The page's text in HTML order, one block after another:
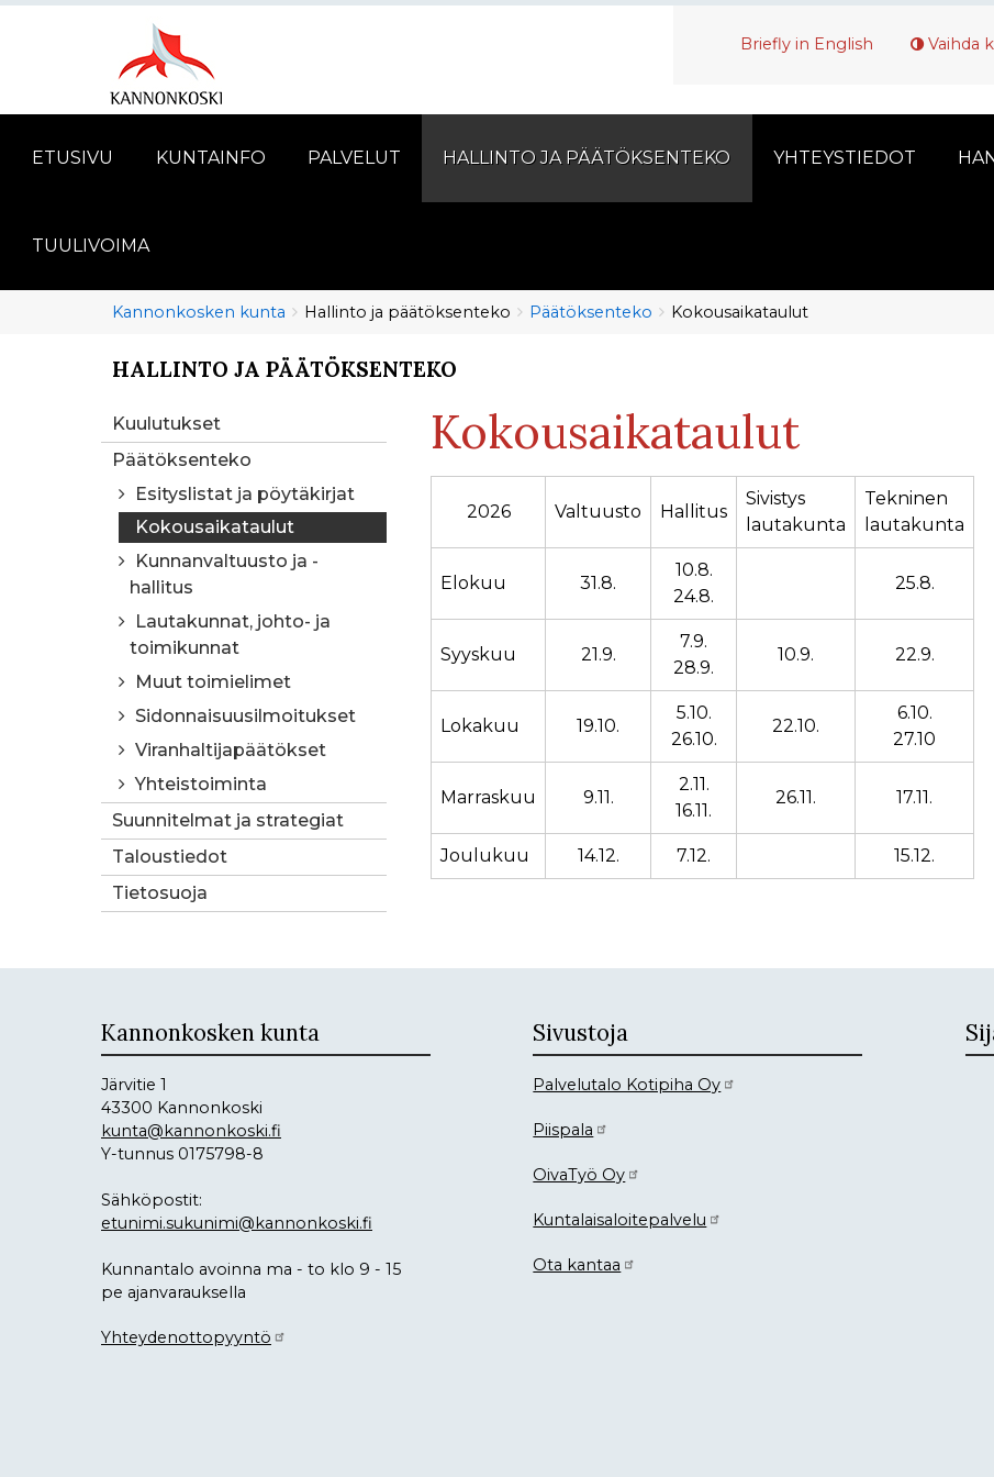
Briefly in English Vaihda
ETUSIVU KUNTAINFO PALVELUT HALLINTO JA PÄÄTÖKSENTEKO YHTEYSTIEDOT
TUULIVOIMA
Murupolku
You
here:
Kannonkosken kunta Hallinto ja päätöksenteko Päätöksenteko Kokousaikataulut
You
here:
HALLINTO JA PÄÄTÖKSENTEKO
Kuulutukset
Päätöksenteko
Esityslistat ja pöytäkirjat
Kokousaikataulut
Kunnanvaltuusto ja -
hallitus
Lautakunnat, johto- ja
toimikunnat
Muut toimielimet
Sidonnaisuusilmoitukset
Viranhaltijapäätökset
Yhteistoiminta
Suunnitelmat ja strategiat
Taloustiedot
Tietosuoja
Kokousaikataulut
2026 Valtuusto Hallitus
Sivistys
lautakunta
Tekninen
lautakunta
Elokuu 31.8.
10.8.
24.8.
25.8.
Syyskuu 21.9.
7.9.
28.9.
10.9. 22.9.
Lokakuu 19.10.
5.10.
26.10.
22.10.
6.10.
27.10
Marraskuu 9.11.
2.11.
16.11.
26.11. 17.11.
Joulukuu 14.12. 7.12. 15.12.
Kannonkosken kunta
Järvitie 1
43300 Kannonkoski
kunta@kannonkoski.fi
Y-tunnus 0175798-8
Sähköpostit:
etunimi.sukunimi@kannonkoski.fi
Kunnantalo avoinna ma - to klo 9 - 15
pe ajanvarauksella
Yhteydenottopyyntö
Sivustoja
Palvelutalo Kotipiha Oy
Piispala
OivaTyö Oy
Kuntalaisaloitepalvelu
Ota kantaa